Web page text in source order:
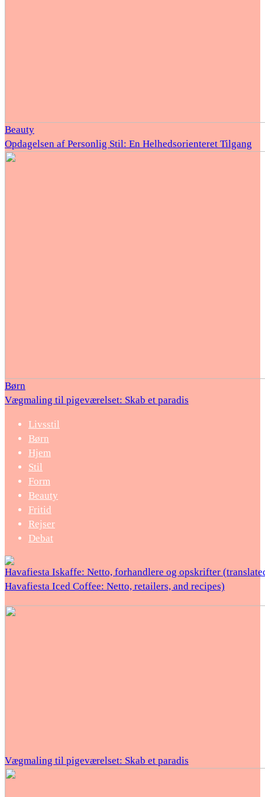
Beauty
Opdagelsen af Personlig Stil: En Helhedsorienteret Tilgang
Børn
Vægmaling til pigeværelset: Skab et paradis
Livsstil
Børn
Hjem
Stil
Form
Beauty
Fritid
Rejser
Debat
Havafiesta Iskaffe: Netto, forhandlere og opskrifter
Havafiesta Iced Coffee: Netto, retailers, and recipes)
Vægmaling til pigeværelset: Skab et paradis